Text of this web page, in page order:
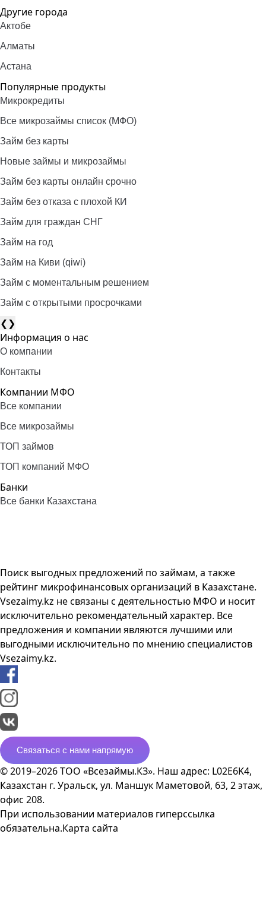
Другие города
Актобе
Алматы
Астана
Популярные продукты
Микрокредиты
Все микрозаймы список (МФО)
Займ без карты
Новые займы и микрозаймы
Займ без карты онлайн срочно
Займ без отказа с плохой КИ
Займ для граждан СНГ
Займ на год
Займ на Киви (qiwi)
Займ c моментальным решением
Займ с открытыми просрочками
❮❯
Информация о нас
О компании
Контакты
Компании МФО
Все компании
Все микрозаймы
ТОП займов
ТОП компаний МФО
Банки
Все банки Казахстана
Поиск выгодных предложений по займам, а также
рейтинг микрофинансовых организаций в Казахстане.
Vsezaimy.kz не связаны с деятельностью МФО и носит
исключительно рекомендательный характер. Все
предложения и компании являются лучшими или
выгодными исключительно по мнению специалистов
Vsezaimy.kz.
Связаться с нами напрямую
© 2019–2026 ТОО «Всезаймы.КЗ». Наш адрес: L02E6K4,
Казахстан г. Уральск, ул. Маншук Маметовой, 63, 2 этаж,
офис 208.
При использовании материалов гиперссылка
обязательна.Карта сайта